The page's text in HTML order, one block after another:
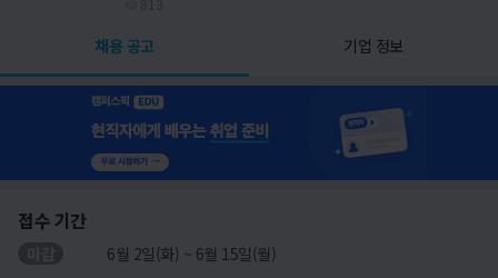
채용 공고 기업 정보
접수 기간
6월 2일(화) ~ 6월 15일(월)